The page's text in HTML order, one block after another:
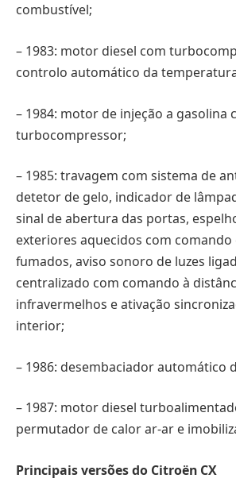
combustível;
– 1983: motor diesel com
controlo automático da
– 1984: motor de injeção a gasolina
turbocompressor;
– 1985: travagem com sistema de
detetor de gelo, indicador de
sinal de abertura das portas,
exteriores aquecidos com
fumados, aviso sonoro de luzes
centralizado com comando à
infravermelhos e ativação
interior;
– 1986: desembaciador automático
– 1987: motor diesel
permutador de calor ar-ar e
Principais versões do Citroën CX